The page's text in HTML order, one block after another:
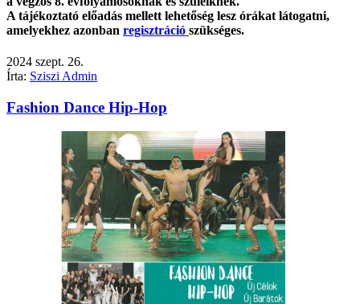
A tájékoztató előadás mellett lehetőség lesz órákat látogatni,
amelyekhez azonban regisztráció szükséges.
2024 szept. 26.
Írta: Sziszi Admin
Fashion Dance Hip-Hop